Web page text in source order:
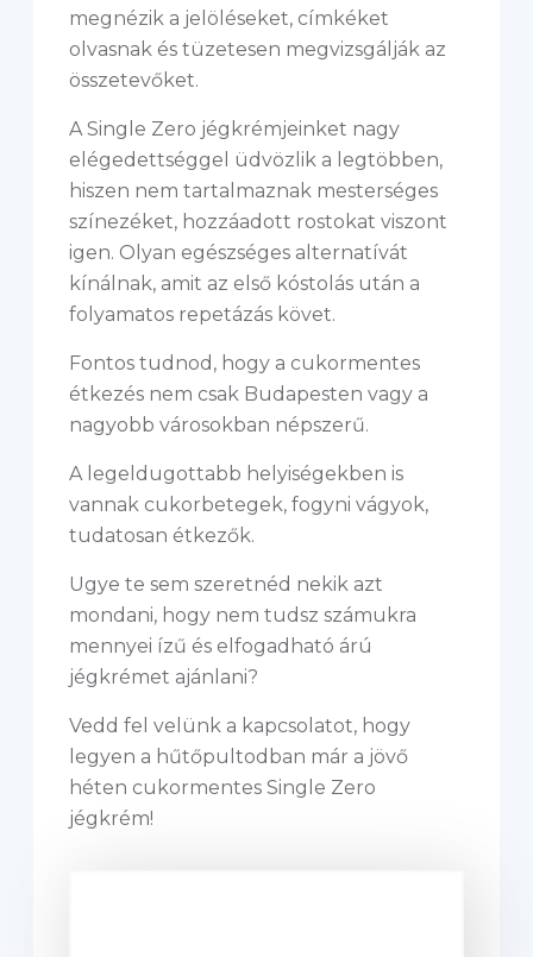
megnézik a jelöléseket, címkéket
olvasnak és tüzetesen megvizsgálják az
összetevőket.
A Single Zero jégkrémjeinket nagy
elégedettséggel üdvözlik a legtöbben,
hiszen nem tartalmaznak mesterséges
színezéket, hozzáadott rostokat viszont
igen. Olyan egészséges alternatívát
kínálnak, amit az első kóstolás után a
folyamatos repetázás követ.
Fontos tudnod, hogy a cukormentes
étkezés nem csak Budapesten vagy a
nagyobb városokban népszerű.
A legeldugottabb helyiségekben is
vannak cukorbetegek, fogyni vágyok,
tudatosan étkezők.
Ugye te sem szeretnéd nekik azt
mondani, hogy nem tudsz számukra
mennyei ízű és elfogadható árú
jégkrémet ajánlani?
Vedd fel velünk a kapcsolatot, hogy
legyen a hűtőpultodban már a jövő
héten cukormentes Single Zero
jégkrém!